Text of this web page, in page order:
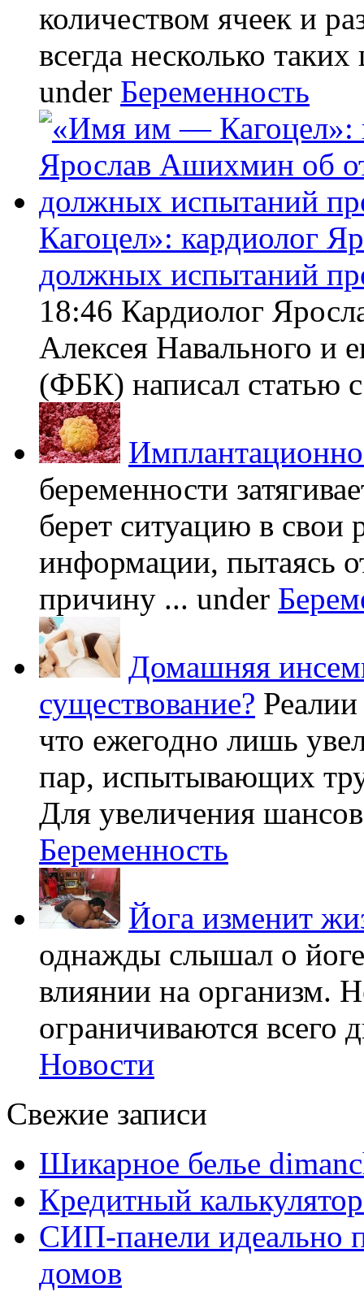
количеством ячеек и
всегда несколько
under Беременность
Кагоцел»: кардиолог
должных испытаний
18:46 Кардиолог
Алексея Навального и
(ФБК) написал статью
беременности
берет ситуацию в свои
информации, пытаясь
причину ... under
Домашняя
существование?
что ежегодно лишь
пар, испытывающих
Для увеличения
Беременность
Йога изменит
однажды слышал о
влиянии на организм.
ограничиваются всего
Новости
Свежие записи
Шикарное белье
Кредитный
СИП-панели идеально
домов